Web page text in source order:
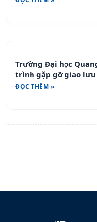
Trường Đại học
trình gặp gỡ giao lưu
2023 – 2024
ĐỌC THÊM »